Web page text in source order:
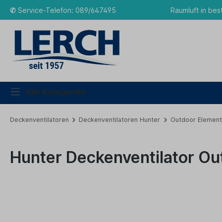
✆ Service-Telefon: 089/647495 Raumluft in
Alle Kategorien
Deckenventilatoren Deckenventilatoren Hunter Outdoor
Hunter Deckenventilator